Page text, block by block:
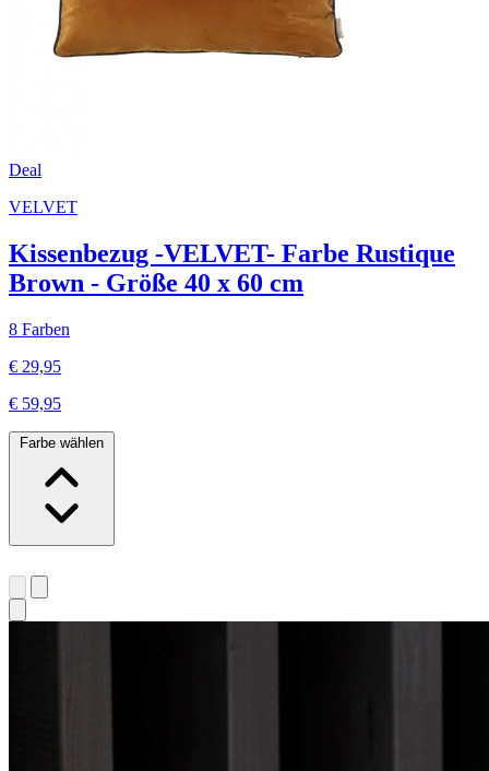
Deal
VELVET
Kissenbezug -VELVET- Farbe Rustique
Brown - Größe 40 x 60 cm
8 Farben
€ 29,95
€ 59,95
Farbe wählen